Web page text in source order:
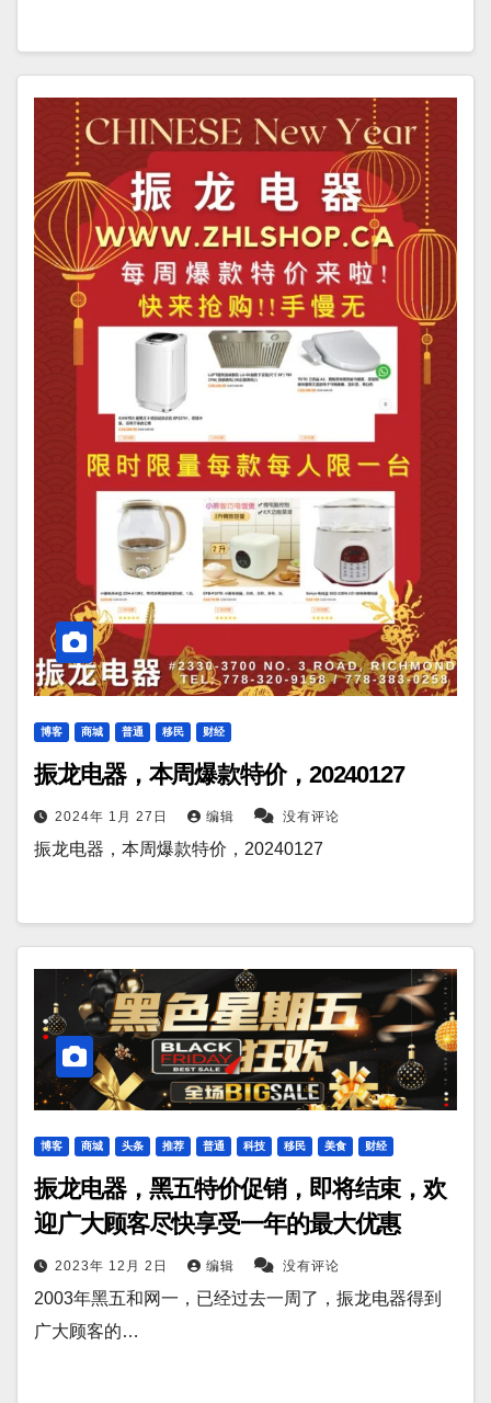
博客 商城 普通 移民 财经
振龙电器，本周爆款特价，20240127
2024年 1月 27日 编辑 没有评论
振龙电器，本周爆款特价，20240127
博客 商城 头条 推荐 普通 科技 移民 美食 财经
振龙电器，黑五特价促销，即将结束，欢
迎广大顾客尽快享受一年的最大优惠
2023年 12月 2日 编辑 没有评论
2003年黑五和网一，已经过去一周了，振龙电器得到
广大顾客的…